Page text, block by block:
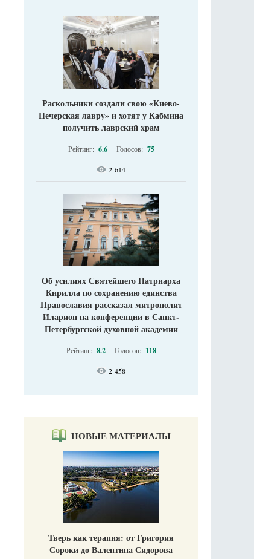
Раскольники создали свою «Киево-
Печерская лавру» и хотят у Кабмина
получить лаврский храм
Рейтинг: 6.6 Голосов: 75
2 614
Об усилиях Святейшего Патриарха
Кирилла по сохранению единства
Православия рассказал митрополит
Иларион на конференции в Санкт-
Петербургской духовной академии
Рейтинг: 8.2 Голосов: 118
2 458
НОВЫЕ МАТЕРИАЛЫ
Тверь как терапия: от Григория
Сороки до Валентина Сидорова